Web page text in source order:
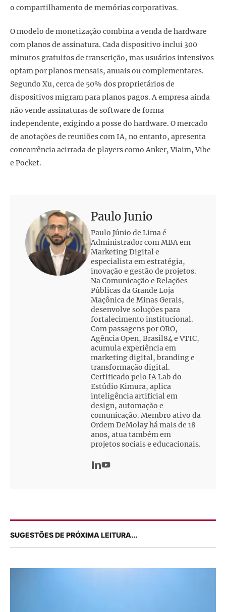
o compartilhamento de memórias corporativas.
O modelo de monetização combina a venda de hardware
com planos de assinatura. Cada dispositivo inclui 300
minutos gratuitos de transcrição, mas usuários intensivos
optam por planos mensais, anuais ou complementares.
Segundo Xu, cerca de 50% dos proprietários de
dispositivos migram para planos pagos. A empresa ainda
não vende assinaturas de software de forma
independente, exigindo a posse do hardware. O mercado
de anotações de reuniões com IA, no entanto, apresenta
concorrência acirrada de players como Anker, Viaim, Vibe
e Pocket.
Paulo Junio
Paulo Júnio de Lima é
Administrador com MBA em
Marketing Digital e
especialista em estratégia,
inovação e gestão de projetos.
Na Comunicação e Relações
Públicas da Grande Loja
Maçônica de Minas Gerais,
desenvolve soluções para
fortalecimento institucional.
Com passagens por ORO,
Agência Open, Brasil84 e VTIC,
acumula experiência em
marketing digital, branding e
transformação digital.
Certificado pelo IA Lab do
Estúdio Kimura, aplica
inteligência artificial em
design, automação e
comunicação. Membro ativo da
Ordem DeMolay há mais de 18
anos, atua também em
projetos sociais e educacionais.
SUGESTÕES DE PRÓXIMA LEITURA...